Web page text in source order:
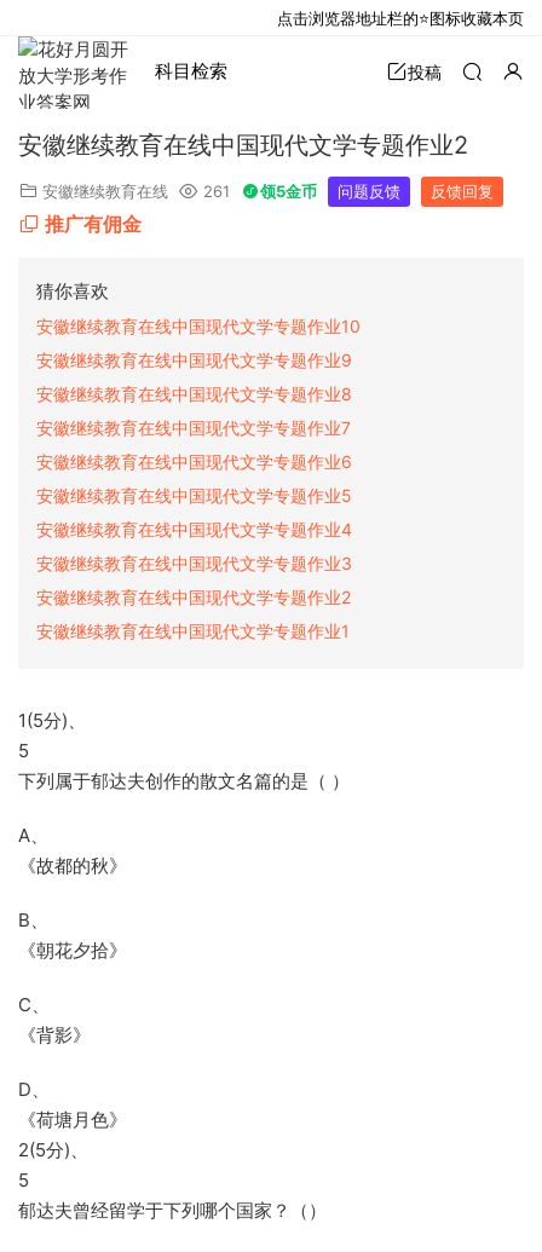
科目检索 投稿
安徽继续教育在线中国现代文学专题作业2
安徽继续教育在线 261 领5金币 问题反馈 反馈回复
推广有佣金
猜你喜欢
安徽继续教育在线中国现代文学专题作业10
安徽继续教育在线中国现代文学专题作业9
安徽继续教育在线中国现代文学专题作业8
安徽继续教育在线中国现代文学专题作业7
安徽继续教育在线中国现代文学专题作业6
安徽继续教育在线中国现代文学专题作业5
安徽继续教育在线中国现代文学专题作业4
安徽继续教育在线中国现代文学专题作业3
安徽继续教育在线中国现代文学专题作业2
安徽继续教育在线中国现代文学专题作业1
1(5分)、
5
下列属于郁达夫创作的散文名篇的是（ ）
A、
《故都的秋》
B、
《朝花夕拾》
C、
《背影》
D、
《荷塘月色》
2(5分)、
5
郁达夫曾经留学于下列哪个国家？（）
点击浏览器地址栏的⭐图标收藏本页